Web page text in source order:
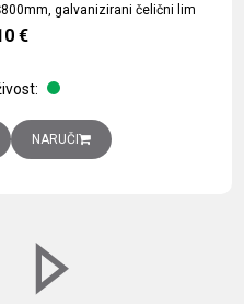
galvanizirani čelični lim
€
ploča V1000xŠ800mm,
NARUČI